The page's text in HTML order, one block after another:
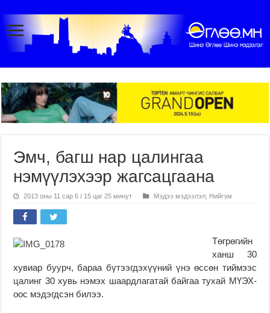
Эмч, багш нар цалингаа
нэмүүлэхээр жагсацгаана
2013 оны 11 сар 6 / 15 цаг 25 минут Мэдээ мэдээлэл Нийгэм
Төгрөгийн
ханш 30
хувиар буурч, бараа бүтээгдэхүүний үнэ өссөн тиймээс
цалинг 30 хувь нэмэх шаардлагатай байгаа тухай МҮЭХ-
оос мэдэгдсэн билээ.